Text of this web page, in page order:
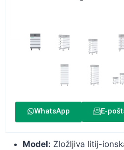
WhatsApp E-
Model: Zložljiva litij-